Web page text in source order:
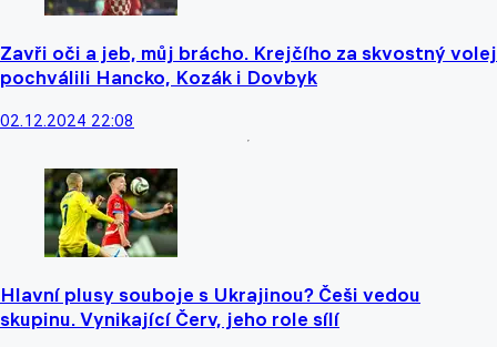
Zavři oči a jeb, můj brácho. Krejčího za skvostný volej
pochválili Hancko, Kozák i Dovbyk
02.12.2024 22:08
Hlavní plusy souboje s Ukrajinou? Češi vedou
skupinu. Vynikající Červ, jeho role sílí